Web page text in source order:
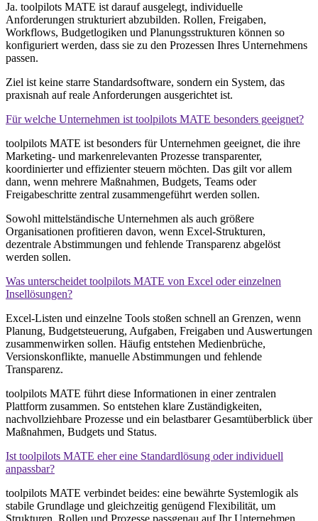
Ja. toolpilots MATE ist darauf ausgelegt, individuelle
Anforderungen strukturiert abzubilden. Rollen, Freigaben,
Workflows, Budgetlogiken und Planungsstrukturen können so
konfiguriert werden, dass sie zu den Prozessen Ihres Unternehmens
passen.
Ziel ist keine starre Standardsoftware, sondern ein System, das
praxisnah auf reale Anforderungen ausgerichtet ist.
Für welche Unternehmen ist toolpilots MATE besonders geeignet?
toolpilots MATE ist besonders für Unternehmen geeignet, die ihre
Marketing- und markenrelevanten Prozesse transparenter,
koordinierter und effizienter steuern möchten. Das gilt vor allem
dann, wenn mehrere Maßnahmen, Budgets, Teams oder
Freigabeschritte zentral zusammengeführt werden sollen.
Sowohl mittelständische Unternehmen als auch größere
Organisationen profitieren davon, wenn Excel-Strukturen,
dezentrale Abstimmungen und fehlende Transparenz abgelöst
werden sollen.
Was unterscheidet toolpilots MATE von Excel oder einzelnen
Insellösungen?
Excel-Listen und einzelne Tools stoßen schnell an Grenzen, wenn
Planung, Budgetsteuerung, Aufgaben, Freigaben und Auswertungen
zusammenwirken sollen. Häufig entstehen Medienbrüche,
Versionskonflikte, manuelle Abstimmungen und fehlende
Transparenz.
toolpilots MATE führt diese Informationen in einer zentralen
Plattform zusammen. So entstehen klare Zuständigkeiten,
nachvollziehbare Prozesse und ein belastbarer Gesamtüberblick über
Maßnahmen, Budgets und Status.
Ist toolpilots MATE eher eine Standardlösung oder individuell
anpassbar?
toolpilots MATE verbindet beides: eine bewährte Systemlogik als
stabile Grundlage und gleichzeitig genügend Flexibilität, um